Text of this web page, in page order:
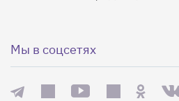
Мы в соцсетях